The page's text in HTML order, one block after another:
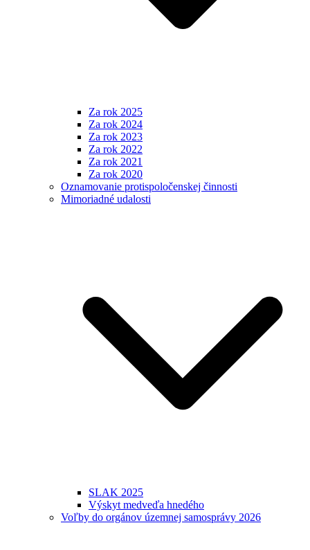
Za rok 2025
Za rok 2024
Za rok 2023
Za rok 2022
Za rok 2021
Za rok 2020
Oznamovanie protispoločenskej činnosti
Mimoriadné udalosti
SLAK 2025
Výskyt medveďa hnedého
Voľby do orgánov územnej samosprávy 2026